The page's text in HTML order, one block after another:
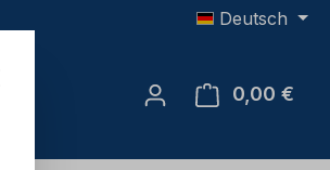
Deutsch
0,00 €